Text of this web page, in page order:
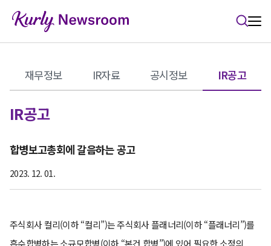
재무정보 IR자료 공시정보 IR공고
IR공고
합병보고총회에 갈음하는 공고
2023. 12. 01.
주식회사 컬리(이하 “컬리”)는 주식회사 플래너리(이하 “플래너리”)를
흡수합병하는 소규모합병(이하 “본건 합병”)에 있어 필요한 소정의